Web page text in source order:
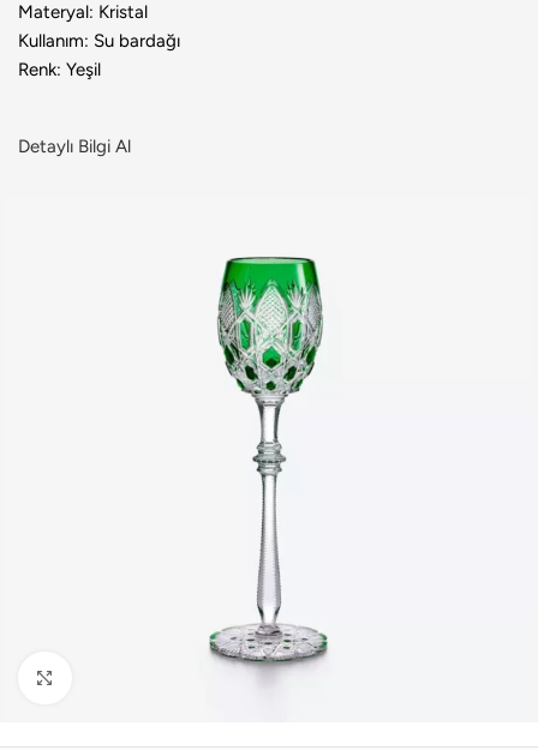
Materyal: Kristal
Kullanım: Su bardağı
Renk: Yeşil
Detaylı Bilgi Al